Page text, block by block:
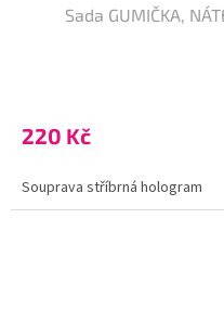
Sada GUMIČKA,
220 Kč
Souprava stříbrná hologram